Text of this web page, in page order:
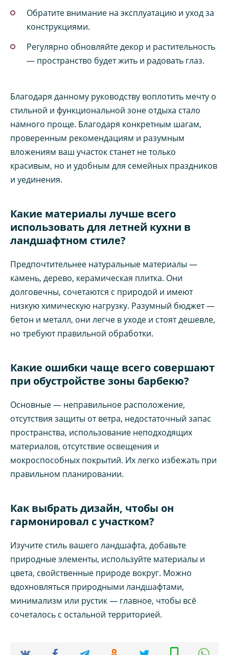
Обратите внимание на эксплуатацию и уход за
конструкциями.
Регулярно обновляйте декор и растительность
— пространство будет жить и радовать глаз.
Благодаря данному руководству воплотить мечту о
стильной и функциональной зоне отдыха стало
намного проще. Благодаря конкретным шагам,
проверенным рекомендациям и разумным
вложениям ваш участок станет не только
красивым, но и удобным для семейных праздников
и уединения.
Какие материалы лучше всего
использовать для летней кухни в
ландшафтном стиле?
Предпочтительнее натуральные материалы —
камень, дерево, керамическая плитка. Они
долговечны, сочетаются с природой и имеют
низкую химическую нагрузку. Разумный бюджет —
бетон и металл, они легче в уходе и стоят дешевле,
но требуют правильной обработки.
Какие ошибки чаще всего совершают
при обустройстве зоны барбекю?
Основные — неправильное расположение,
отсутствия защиты от ветра, недостаточный запас
пространства, использование неподходящих
материалов, отсутствие освещения и
мокроспособных покрытий. Их легко избежать при
правильном планировании.
Как выбрать дизайн, чтобы он
гармонировал с участком?
Изучите стиль вашего ландшафта, добавьте
природные элементы, используйте материалы и
цвета, свойственные природе вокруг. Можно
вдохновляться природными ландшафтами,
минимализм или рустик — главное, чтобы всё
сочеталось с остальной территорией.